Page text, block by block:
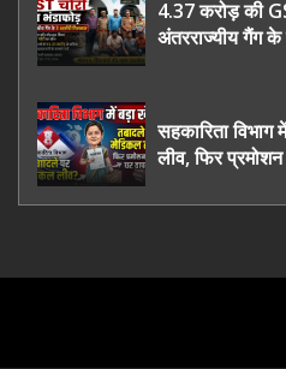
4.37 करोड़ की
अंतरराज्यीय गैंग के
सहकारिता
लीव, फिर